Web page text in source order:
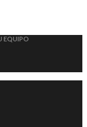
EQUIPO